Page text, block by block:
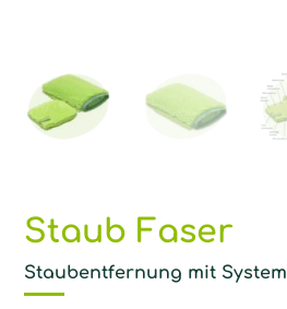
Staub Faser
Staubentfernung mit System